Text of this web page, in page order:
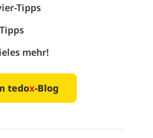
Tipps
mehr!
tedox-Blog